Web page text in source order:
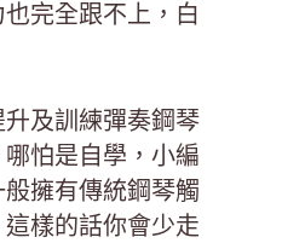
完全跟不上，白
及訓練彈奏鋼琴
怕是自學，小編
擁有傳統鋼琴觸
樣的話你會少走